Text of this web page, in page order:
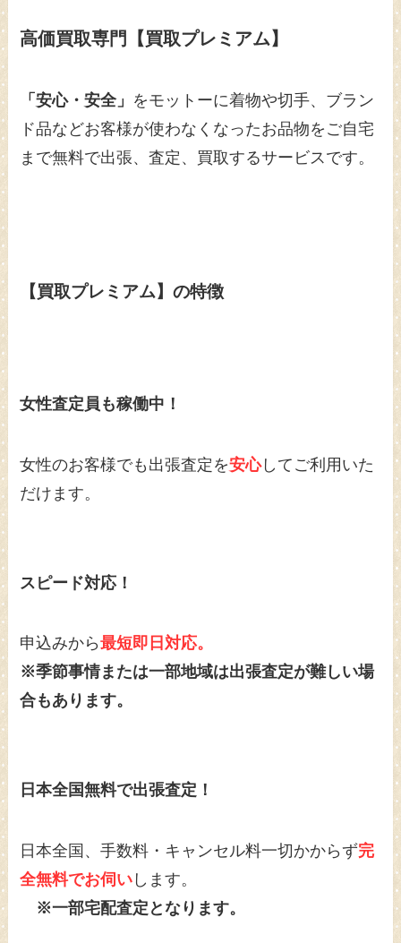
高価買取専門【買取プレミアム】
「安心・安全」 をモットーに着物や切手、ブラン
ド品などお客様が使わなくなったお品物をご自宅
まで無料で出張、査定、買取するサービスです。
【買取プレミアム】の特徴
女性査定員も稼働中！
女性のお客様でも出張査定を安心してご利用いた
だけます。
スピード対応！
申込みから最短即日対応。
※季節事情または一部地域は出張査定が難しい場
合もあります。
日本全国無料で出張査定！
日本全国、手数料・キャンセル料一切かからず完
全無料でお伺い します。
※一部宅配査定となります。